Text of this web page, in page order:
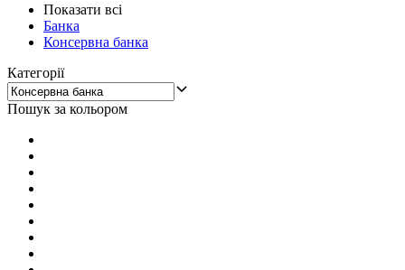
Показати всі
Банка
Консервна банка
Категорії
Пошук за кольором